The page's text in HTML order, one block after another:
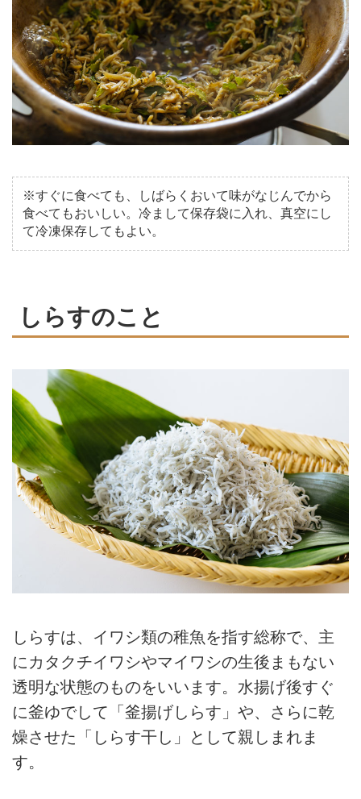
※すぐに食べても、しばらくおいて味がなじんでから
食べてもおいしい。冷まして保存袋に入れ、真空にし
て冷凍保存してもよい。
しらすのこと
しらすは、イワシ類の稚魚を指す総称で、主
にカタクチイワシやマイワシの生後まもない
透明な状態のものをいいます。水揚げ後すぐ
に釜ゆでして「釜揚げしらす」や、さらに乾
燥させた「しらす干し」として親しまれま
す。